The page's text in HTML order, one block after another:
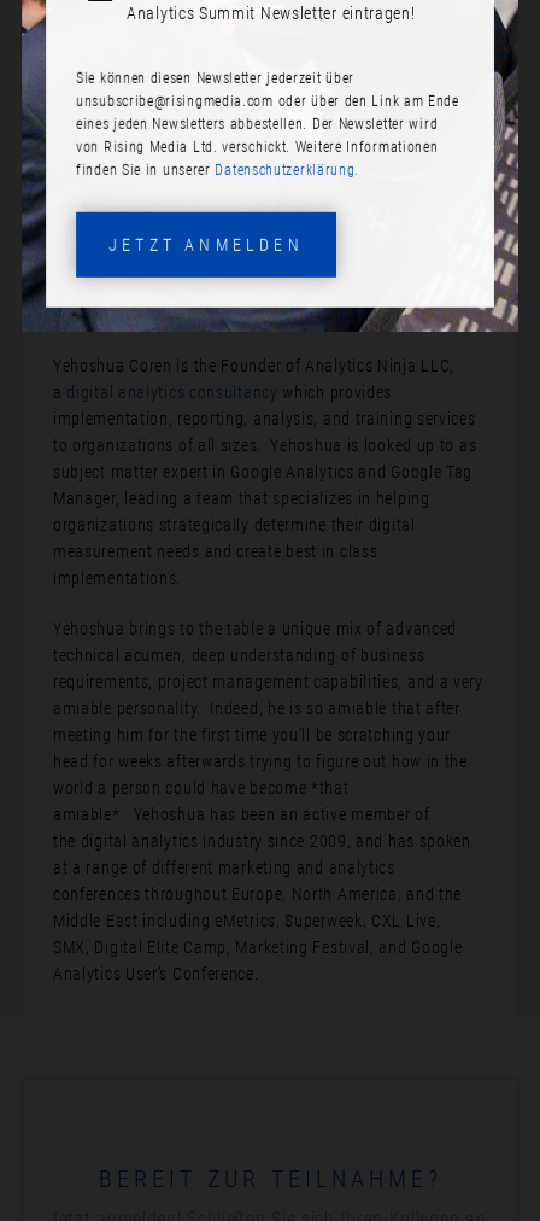
YEHOSHUA COREN
Rolle:
Founder & Principal
Bio:
Yehoshua Coren is the Founder of Analytics Ninja LLC,
a digital analytics consultancy which provides
implementation, reporting, analysis, and training services
to organizations of all sizes. Yehoshua is looked up to as
subject matter expert in Google Analytics and Google Tag
Manager, leading a team that specializes in helping
organizations strategically determine their digital
measurement needs and create best in class
implementations.
Yehoshua brings to the table a unique mix of advanced
technical acumen, deep understanding of business
requirements, project management capabilities, and a very
amiable personality. Indeed, he is so amiable that after
meeting him for the first time you’ll be scratching your
head for weeks afterwards trying to figure out how in the
world a person could have become *that
amiable*. Yehoshua has been an active member of
the digital analytics industry since 2009, and has spoken
at a range of different marketing and analytics
conferences throughout Europe, North America, and the
Middle East including eMetrics, Superweek, CXL Live,
SMX, Digital Elite Camp, Marketing Festival, and Google
Analytics User’s Conference.
BEREIT ZUR TEILNAHME?
Analytics Summit Newsletter eintragen!
Sie können diesen Newsletter jederzeit über
unsubscribe@risingmedia.com oder über den Link am Ende
eines jeden Newsletters abbestellen. Der Newsletter wird
von Rising Media Ltd. verschickt. Weitere Informationen
finden Sie in unserer Datenschutzerklärung.
JETZT ANMELDEN